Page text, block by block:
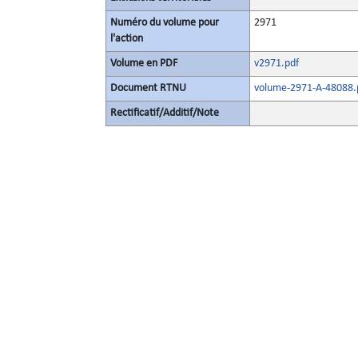
Numéro du volume pour
l'action
2971
Volume en PDF v2971.pdf
Document RTNU volume-2971-A-
Rectificatif/Additif/Note